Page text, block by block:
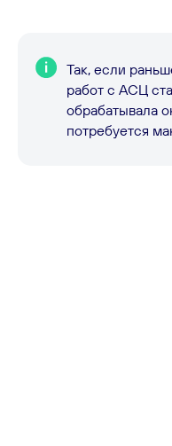
Так, если
работ с АСЦ
обрабатывала
потребуется